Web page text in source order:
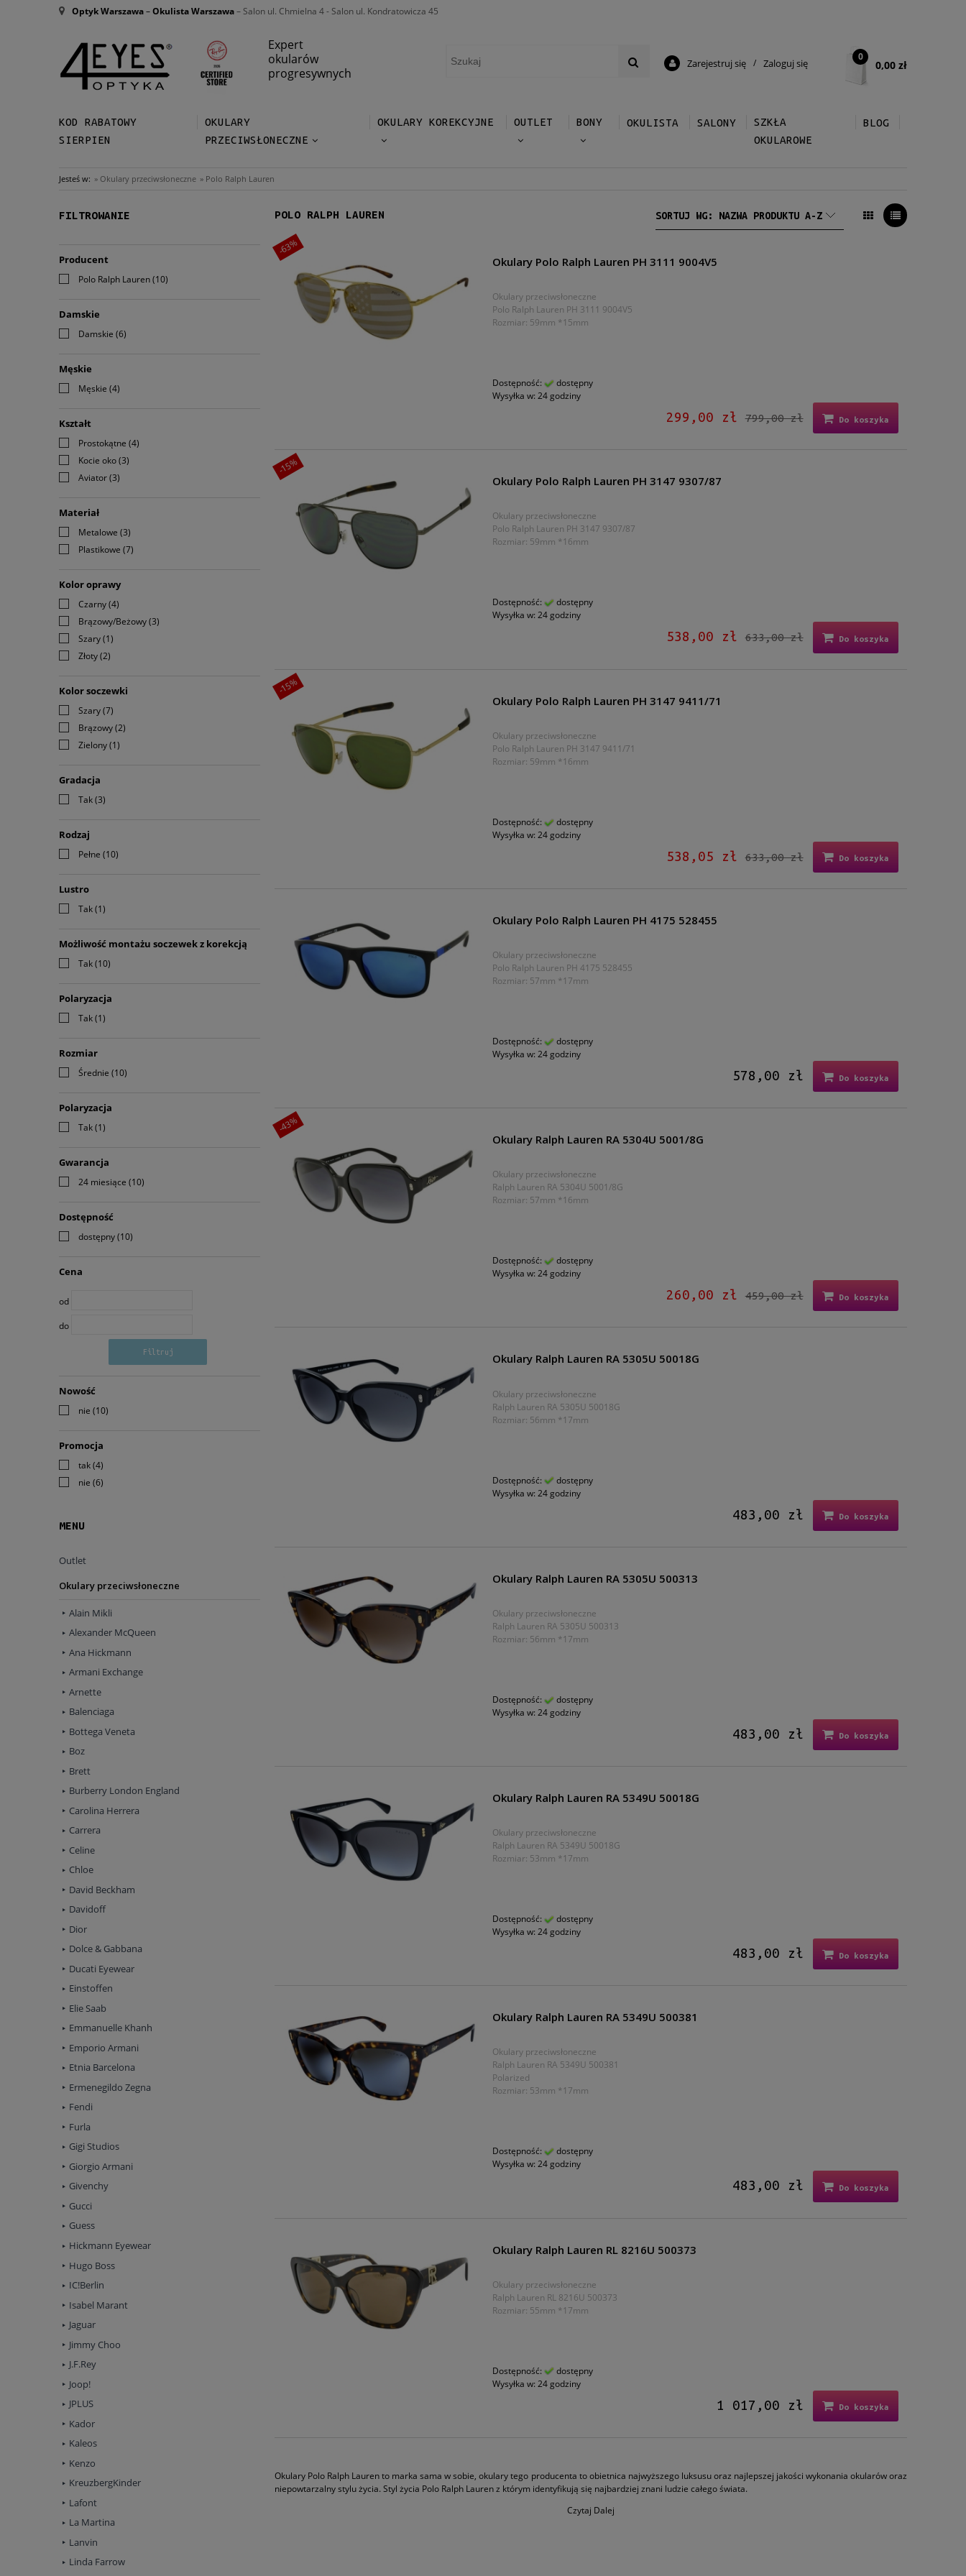
Optyk Warszawa–Okulista Warszawa– Salon ul. Chmielna 4 - Salon ul. Kondratowicza 45
Expert
okularów
progresywnych
0,00 zł
0
Zarejestruj się / Zaloguj się
KOD RABATOWY
SIERPIEN
OKULARY
PRZECIWSŁONECZNE
OKULARY KOREKCYJNE OUTLET BONY OKULISTA SALONY
SZKŁA
OKULAROWE
BLOG
Jesteś w: » Okulary przeciwsłoneczne » Polo Ralph Lauren
FILTROWANIE
Producent
Polo Ralph Lauren(10)
Damskie
Damskie (6)
Męskie
Męskie (4)
Kształt
Prostokątne (4)
Kocie oko(3)
Aviator(3)
Materiał
Metalowe (3)
Plastikowe (7)
Kolor oprawy
Czarny(4)
Brązowy/Beżowy(3)
Szary(1)
Złoty(2)
Kolor soczewki
Szary(7)
Brązowy(2)
Zielony(1)
Gradacja
Tak(3)
Rodzaj
Pełne (10)
Lustro
Tak(1)
Możliwość montażu soczewek z korekcją
Tak(10)
Polaryzacja
Tak(1)
Rozmiar
Średnie (10)
Polaryzacja
Tak(1)
Gwarancja
24 miesiące (10)
Dostępność
dostępny(10)
Cena
od
do
Filtruj
Nowość
nie (10)
Promocja
tak(4)
nie (6)
MENU
Outlet
Okulary przeciwsłoneczne
Alain Mikli
Alexander McQueen
Ana Hickmann
Armani Exchange
Arnette
Balenciaga
Bottega Veneta
Boz
Brett
Burberry London England
Carolina Herrera
Carrera
Celine
Chloe
David Beckham
Davidoff
Dior
Dolce & Gabbana
Ducati Eyewear
Einstoffen
Elie Saab
Emmanuelle Khanh
Emporio Armani
Etnia Barcelona
Ermenegildo Zegna
Fendi
Furla
Gigi Studios
Giorgio Armani
Givenchy
Gucci
Guess
Hickmann Eyewear
Hugo Boss
IC!Berlin
Isabel Marant
Jaguar
Jimmy Choo
J.F.Rey
Joop!
JPLUS
Kador
Kaleos
Kenzo
KreuzbergKinder
Lafont
La Martina
Lanvin
Linda Farrow
POLO RALPH LAUREN SORTUJ WG: NAZWA PRODUKTU A-Z
Okulary Polo Ralph Lauren PH 3111 9004V5
Okulary przeciwsłoneczne
Polo Ralph Lauren PH 3111 9004V5
Rozmiar: 59mm *15mm
Dostępność:
dostępny
Wysyłka w: 24 godziny
299,00 zł 799,00 zł Do koszyka
-63%
Okulary Polo Ralph Lauren PH 3147 9307/87
Okulary przeciwsłoneczne
Polo Ralph Lauren PH 3147 9307/87
Rozmiar: 59mm *16mm
Dostępność:
dostępny
Wysyłka w: 24 godziny
538,00 zł 633,00 zł Do koszyka
-15%
Okulary Polo Ralph Lauren PH 3147 9411/71
Okulary przeciwsłoneczne
Polo Ralph Lauren PH 3147 9411/71
Rozmiar: 59mm *16mm
Dostępność:
dostępny
Wysyłka w: 24 godziny
538,05 zł 633,00 zł Do koszyka
-15%
Okulary Polo Ralph Lauren PH 4175 528455
Okulary przeciwsłoneczne
Polo Ralph Lauren PH 4175 528455
Rozmiar: 57mm *17mm
Dostępność:
dostępny
Wysyłka w: 24 godziny
578,00 zł Do koszyka
Okulary Ralph Lauren RA 5304U 5001/8G
Okulary przeciwsłoneczne
Ralph Lauren RA 5304U 5001/8G
Rozmiar: 57mm *16mm
Dostępność:
dostępny
Wysyłka w: 24 godziny
260,00 zł 459,00 zł Do koszyka
-43%
Okulary Ralph Lauren RA 5305U 50018G
Okulary przeciwsłoneczne
Ralph Lauren RA 5305U 50018G
Rozmiar: 56mm *17mm
Dostępność:
dostępny
Wysyłka w: 24 godziny
483,00 zł Do koszyka
Okulary Ralph Lauren RA 5305U 500313
Okulary przeciwsłoneczne
Ralph Lauren RA 5305U 500313
Rozmiar: 56mm *17mm
Dostępność:
dostępny
Wysyłka w: 24 godziny
483,00 zł Do koszyka
Okulary Ralph Lauren RA 5349U 50018G
Okulary przeciwsłoneczne
Ralph Lauren RA 5349U 50018G
Rozmiar: 53mm *17mm
Dostępność:
dostępny
Wysyłka w: 24 godziny
483,00 zł Do koszyka
Okulary Ralph Lauren RA 5349U 500381
Okulary przeciwsłoneczne
Ralph Lauren RA 5349U 500381
Polarized
Rozmiar: 53mm *17mm
Dostępność:
dostępny
Wysyłka w: 24 godziny
483,00 zł Do koszyka
Okulary Ralph Lauren RL 8216U 500373
Okulary przeciwsłoneczne
Ralph Lauren RL 8216U 500373
Rozmiar: 55mm *17mm
Dostępność:
dostępny
Wysyłka w: 24 godziny
1 017,00 zł Do koszyka
Okulary Polo Ralph Lauren to marka sama w sobie, okulary tego producenta to obietnica najwyższego luksusu oraz najlepszej jakości wykonania okularów oraz
niepowtarzalny stylu życia. Styl życia Polo Ralph Lauren z którym identyfikują się najbardziej znani ludzie całego świata.
Czytaj Dalej